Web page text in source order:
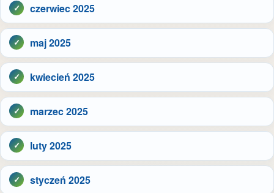
czerwiec 2025
maj 2025
kwiecień 2025
marzec 2025
luty 2025
styczeń 2025